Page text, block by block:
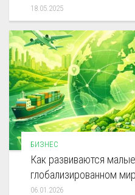
18.05.2025
БИЗНЕС
Как развиваются
глобализированном
06.01.2026